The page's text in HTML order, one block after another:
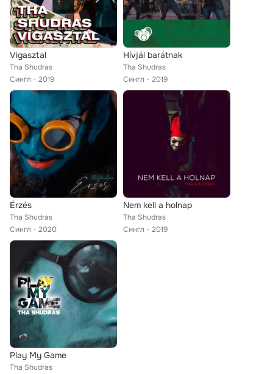
Vigasztal
Tha Shudras
Сингл
2019
Hívjál barátnak
Tha Shudras
Сингл
2019
Érzés
Tha Shudras
Сингл
2020
Nem kell a holnap
Tha Shudras
Сингл
2019
Play My Game
Tha Shudras